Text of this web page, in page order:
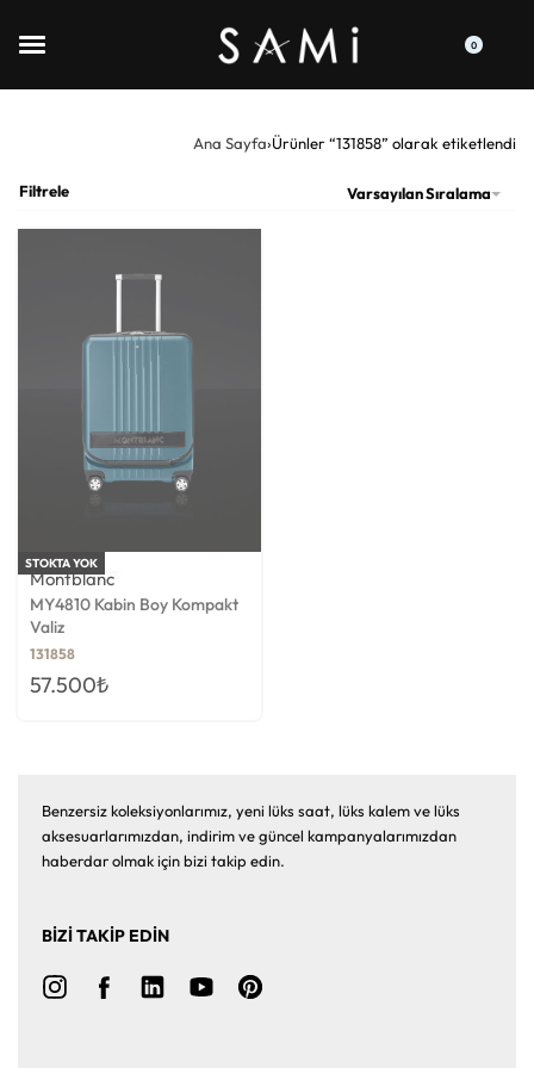
0
Ana Sayfa›Ürünler “131858” olarak etiketlendi
Varsayılan Sıralama
Filtrele
STOKTA YOK
Montblanc
MY4810 Kabin Boy Kompakt
Valiz
131858
57.500₺
Benzersiz koleksiyonlarımız, yeni lüks saat, lüks kalem ve lüks
aksesuarlarımızdan, indirim ve güncel kampanyalarımızdan
haberdar olmak için bizi takip edin.
BİZİ TAKİP EDİN